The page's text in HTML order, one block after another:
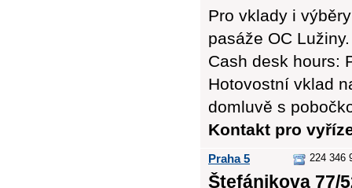
Pro vklady i
pasáže OC Lužiny.
Cash desk hours:
Hotovostní vklad
domluvě s
Kontakt pro
Praha 5 224 346
Štefánikova 77/